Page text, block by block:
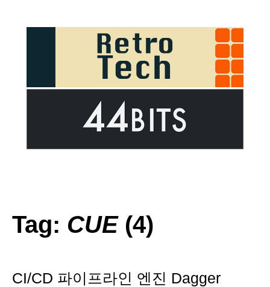
Tag: CUE(4)
CI/CD 파이프라인 엔진 Dagger